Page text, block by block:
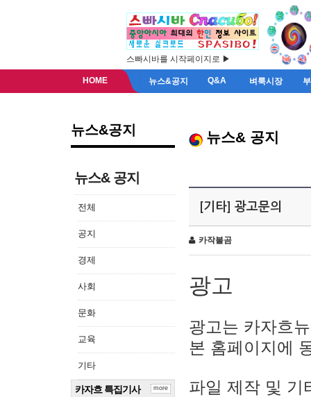
스빠시바를 시작페이지로 ▶
HOME 뉴스&공지 Q&A 벼룩시장
뉴스&공지
뉴스& 공지
전체
공지
경제
사회
문화
교육
기타
카자흐 특집기사 more
뉴스& 공지
[기타] 광고문의
카작불곰
광고
광고는 카자흐
본 홈페이지에
파일 제작 및 기